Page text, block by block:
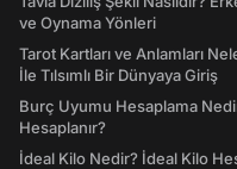
ve Oynama Yönleri
Tarot Kartları ve Anlamları
İle Tılsımlı Bir Dünyaya Giriş
Burç Uyumu Hesaplama
Hesaplanır?
İdeal Kilo Nedir? İdeal Kilo